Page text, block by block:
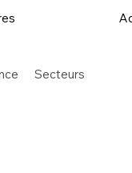
Secteurs